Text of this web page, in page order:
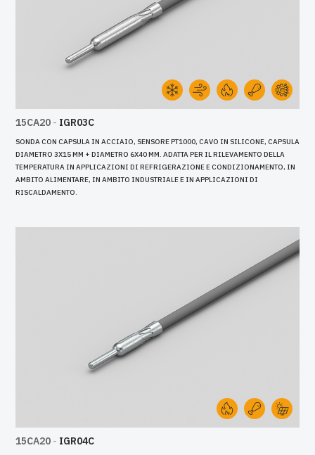
15CA20 - IGR03C
SONDA CON CAPSULA IN ACCIAIO, SENSORE PT1000, CAVO IN SILICONE, CAPSULA
DIAMETRO 3X15 MM + DIAMETRO 6X40 MM. ADATTA PER IL RILEVAMENTO DELLA
TEMPERATURA IN APPLICAZIONI DI REFRIGERAZIONE E CONDIZIONAMENTO, IN
AMBITO ALIMENTARE, IN AMBITO INDUSTRIALE E IN APPLICAZIONI DI
RISCALDAMENTO.
15CA20 - IGR04C